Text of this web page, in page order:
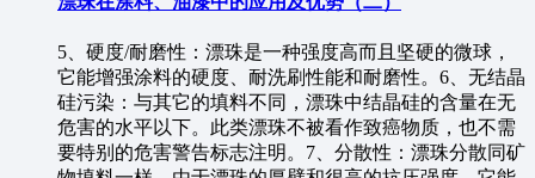
5、硬度/耐磨性：漂珠是一种强度高而且坚硬的微球，
它能增强涂料的硬度、耐洗刷性能和耐磨性。6、无结晶
硅污染：与其它的填料不同，漂珠中结晶硅的含量在无
危害的水平以下。此类漂珠不被看作致癌物质，也不需
要特别的危害警告标志注明。7、分散性：漂珠分散同矿